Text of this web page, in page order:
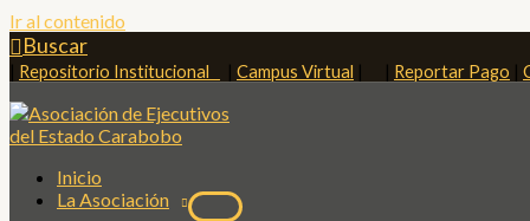
Ir al contenido
Buscar
Repositorio Institucional Campus Virtual Reportar Pago
Inicio
La Asociación